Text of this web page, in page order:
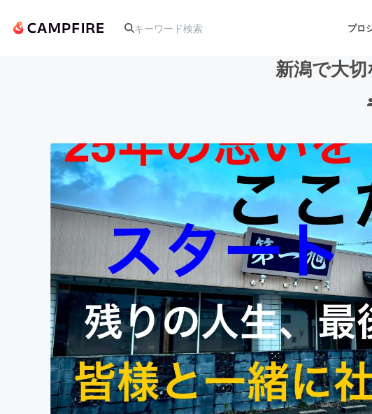
プロ
アート・写真 音楽
テクノロジー・ガジェット ゲーム
映像・映画 書籍・雑
ビジネス・起業 チャレン
まちづくり・地域活性化
新潟で大